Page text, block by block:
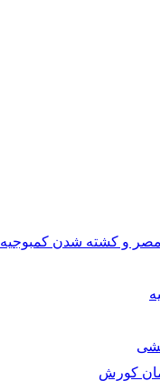
مصر و کشته شدن کمبوجیه
کورش